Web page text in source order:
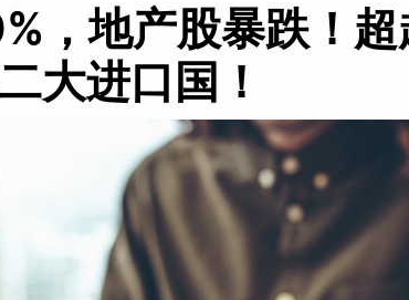
，地产股暴跌！
大进口国！